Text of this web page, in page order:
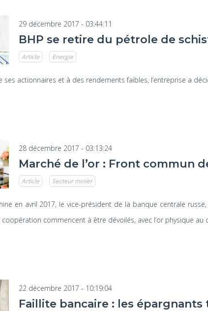
29 décembre 2017 - 03:44:11
BHP se retire du pétrole de
Article Energie
ses actionnaires et à des rendements faibles, l’entreprise a
28 décembre 2017 - 03:13:24
Marché de l’or : Front commun
Article Secteur minier
en avril 2017, le vice-président de la banque centrale
commencent à être dévoilés, avec l’or physique au
22 décembre 2017 - 10:19:04
Faillite bancaire : les épargnants